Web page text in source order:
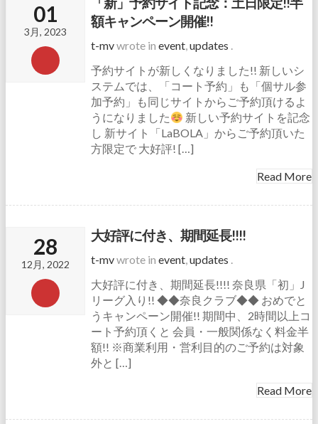
01
3月, 2023
額キャンペーン開催!!
t-mvwrote in event,updates .
予約サイトが新しくなりました!! 新しいシ
ステムでは、「コート予約」も「個サル参
加予約」も同じサイトからご予約頂けるよ
うになりました
新しい予約サイトを記念
し 新サイト「LaBOLA」からご予約頂いた
方限定で 大好評! […]
Read More
28
12月, 2022
大好評に付き、期間延長!!!!
t-mvwrote in event,updates .
大好評に付き、期間延長!!!! 奈良県「初」J
リーグ入り!! ◆◆奈良クラブ◆◆ おめでと
うキャンペーン開催!! 期間中、2時間以上コ
ート予約頂くと 会員・一般関係なく料金半
額!! ※商業利用・営利目的のご予約は対象
外と […]
Read More